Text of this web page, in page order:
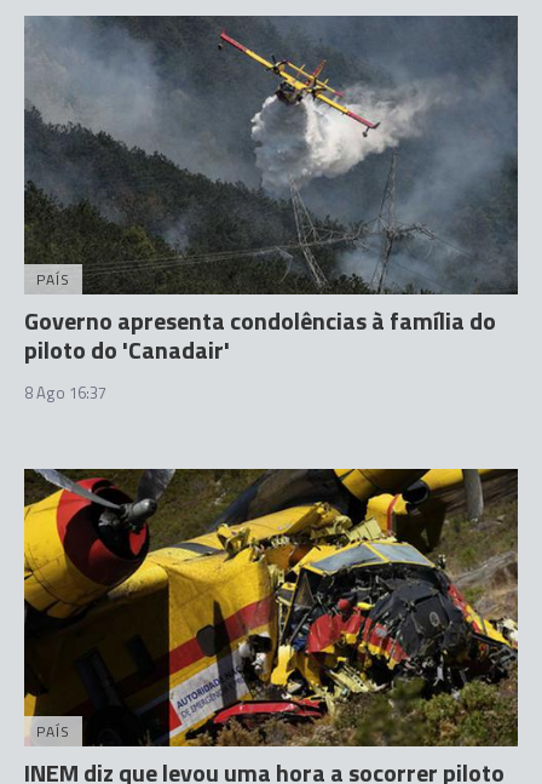
PAÍS
Governo apresenta condolências à família do
piloto do 'Canadair'
8 Ago 16:37
PAÍS
INEM diz que levou uma hora a socorrer piloto